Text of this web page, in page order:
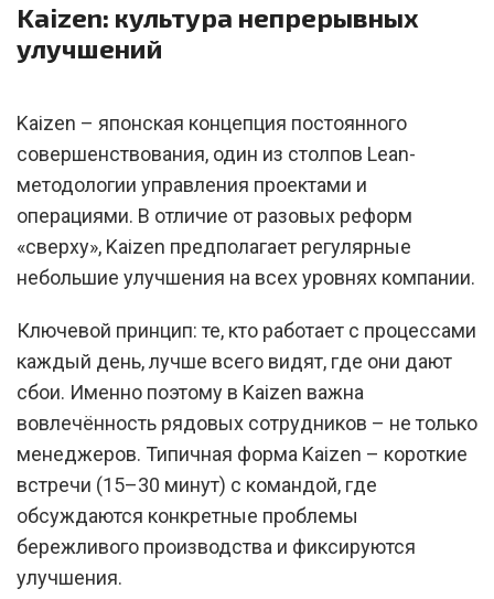
Kaizen: культура непрерывных
улучшений
Kaizen – японская концепция постоянного
совершенствования, один из столпов Lean-
методологии управления проектами и
операциями. В отличие от разовых реформ
«сверху», Kaizen предполагает регулярные
небольшие улучшения на всех уровнях компании.
Ключевой принцип: те, кто работает с процессами
каждый день, лучше всего видят, где они дают
сбои. Именно поэтому в Kaizen важна
вовлечённость рядовых сотрудников – не только
менеджеров. Типичная форма Kaizen – короткие
встречи (15–30 минут) с командой, где
обсуждаются конкретные проблемы
бережливого производства и фиксируются
улучшения.